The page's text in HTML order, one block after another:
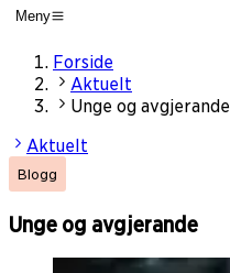
Meny
Forside
Aktuelt
Unge og avgjerande
Aktuelt
Blogg
Unge og avgjerande